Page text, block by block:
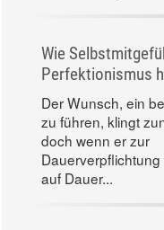
Wie
Perfektionismus
Der Wunsch, ein
zu führen, klingt
doch wenn er zur
auf Dauer...